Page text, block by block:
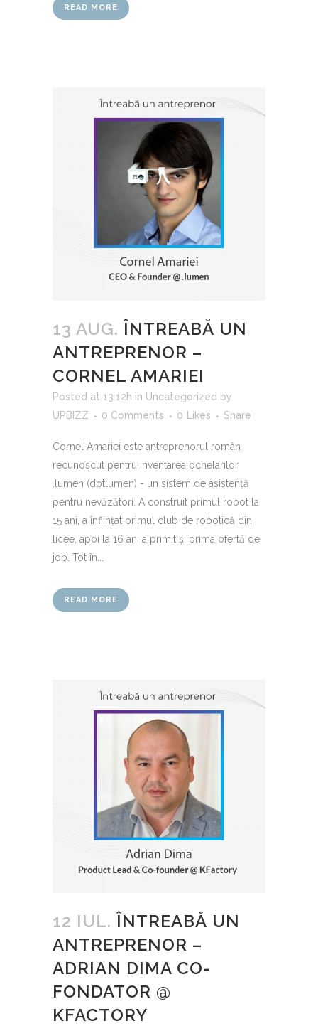
READ MORE
13 AUG. ÎNTREABĂ UN
ANTREPRENOR –
CORNEL AMARIEI
Posted at 13:12h in Uncategorized by
UPBIZZ
0 Comments 0 Likes Share
Cornel Amariei este antreprenorul român
recunoscut pentru inventarea ochelarilor
.lumen (dotlumen) - un sistem de asistență
pentru nevăzători. A construit primul robot la
15 ani, a înființat primul club de robotică din
licee, apoi la 16 ani a primit și prima ofertă de
job. Tot în...
READ MORE
12 IUL. ÎNTREABĂ UN
ANTREPRENOR –
ADRIAN DIMA CO-
FONDATOR @
KFACTORY